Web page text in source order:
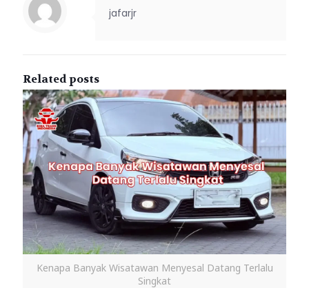
jafarjr
Related posts
Kenapa Banyak Wisatawan Menyesal Datang Terlalu
Singkat